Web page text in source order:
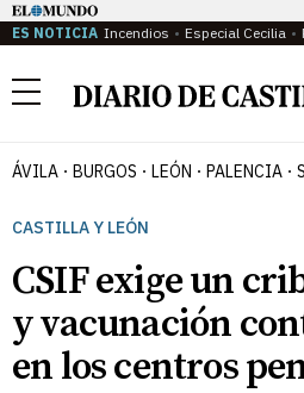
ES NOTICIA Incendios Especial Cecilia
Menú
ÁVILA BURGOS LEÓN PALENCIA
CASTILLA Y LEÓN
CSIF exige un
y vacunación
en los centros